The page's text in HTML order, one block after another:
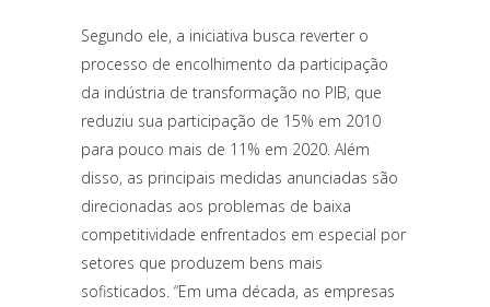
Segundo ele, a iniciativa busca reverter o
processo de encolhimento da participação
da indústria de transformação no PIB, que
reduziu sua participação de 15% em 2010
para pouco mais de 11% em 2020. Além
disso, as principais medidas anunciadas são
direcionadas aos problemas de baixa
competitividade enfrentados em especial por
setores que produzem bens mais
sofisticados. “Em uma década, as empresas